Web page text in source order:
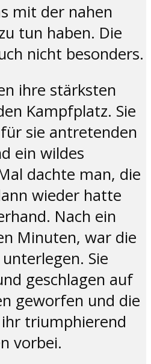
mit der nahen
tun haben. Die
nicht besonders.
ihre stärksten
Kampfplatz. Sie
sie antretenden
ein wildes
dachte man, die
wieder hatte
Nach ein
Minuten, war die
Sie
geschlagen auf
geworfen und die
triumphierend
vorbei.